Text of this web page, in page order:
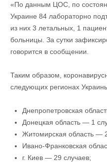
«По данным ЦОС, по
Украине 84 лабораторно
из них 3 летальных, 1
больницы. За сутки
говорится в сообщении.
Таким образом,
следующих регионах
Днепропетровская
Донецкая область — 1
Житомирская область —
Ивано-Франковская
г. Киев — 29 случаев;